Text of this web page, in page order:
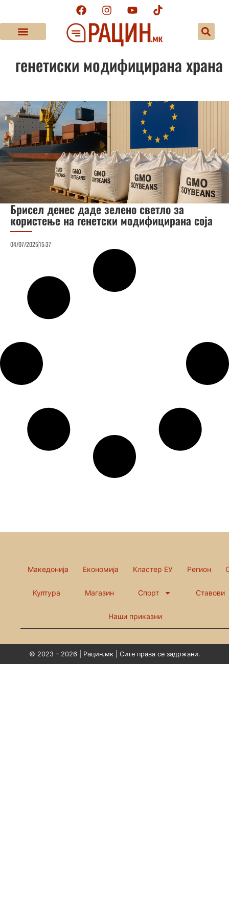
генетиски модифицирана храна
Брисел денес даде зелено светло за
користење на генетски модифицирана соја
04/07/202515:37
Македонија Економија Кластер ЕУ Регион
Култура Магазин Спорт Ставови
Наши приказни
© 2023 – 2026 | Рацин.мк | Сите права се задржани.